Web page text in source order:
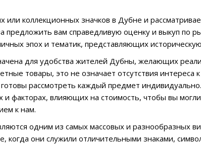
или коллекционных значков в Дубне и
предложить вам справедливую оценку и выкуп по
эпох и тематик, представляющих
для удобства жителей Дубны, желающих
товары, это не означает отсутствия
рассмотреть каждый предмет
и факторах, влияющих на стоимость, чтобы вы
к нам.
одним из самых массовых и разнообразных
когда они служили отличительными знаками,